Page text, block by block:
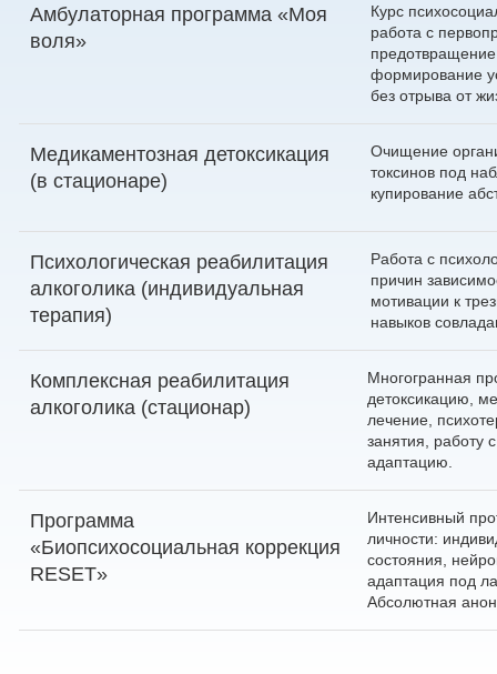
Амбулаторная программа «Моя
воля»
Курс
работа с
формирование
без отрыва от
Медикаментозная детоксикация
(в стационаре)
Очищение
токсинов под
купирование
Психологическая реабилитация
алкоголика (индивидуальная
терапия)
Работа с
причин
мотивации к
навыков
Комплексная реабилитация
алкоголика (стационар)
Многогранная
детоксикацию,
лечение,
занятия, работу
адаптацию.
Программа
«Биопсихосоциальная коррекция
RESET»
Интенсивный
личности:
состояния,
адаптация под
Абсолютная